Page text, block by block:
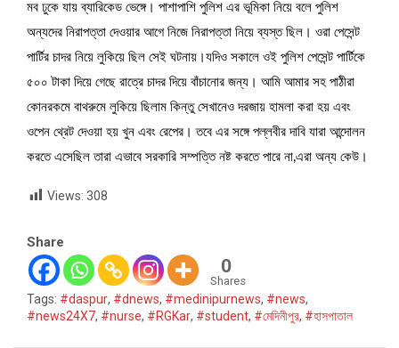
মব ঢুকে যায় ব্যারিকেড ভেঙ্গে। পাশাপাশি পুলিশ এর ভূমিকা নিয়ে বলে পুলিশ
অন্যদের নিরাপত্তা দেওয়ার আগে নিজে নিরাপত্তা নিয়ে ব্যস্ত ছিল। ওরা পেসেন্ট
পার্টির চাদর নিয়ে লুকিয়ে ছিল সেই ঘটনায়।যদিও সকালে ওই পুলিশ পেসেন্ট পার্টিকে
৫০০ টাকা দিয়ে গেছে রাত্রে চাদর দিয়ে বাঁচানোর জন্য। আমি আমার সহ পাঠীরা
কোনরকমে বাথরুমে লুকিয়ে ছিলাম কিন্তু সেখানেও দরজায় হামলা করা হয় এবং
ওপেন থ্রেট দেওয়া হয় খুন এবং রেপের। তবে এর সঙ্গে পল্লবীর দাবি যারা আন্দোলন
করতে এসেছিল তারা এভাবে সরকারি সম্পত্তি নষ্ট করতে পারে না,এরা অন্য কেউ।
Views: 308
Share
0
Shares
Tags: #daspur, #dnews, #medinipurnews, #news,
#news24X7, #nurse, #RGKar, #student, #মেদিনীপুর, #হাসপাতাল